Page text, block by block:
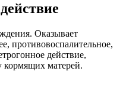
Оказывает
противовоспалительное,
действие,
кормящих матерей.